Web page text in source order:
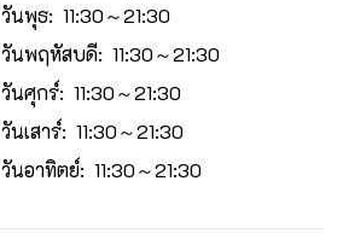
วันพุธ: 11:30～21:30
วันพฤหัสบดี: 11:30～21:30
วันศุกร์: 11:30～21:30
วันเสาร์: 11:30～21:30
วันอาทิตย์: 11:30～21:30